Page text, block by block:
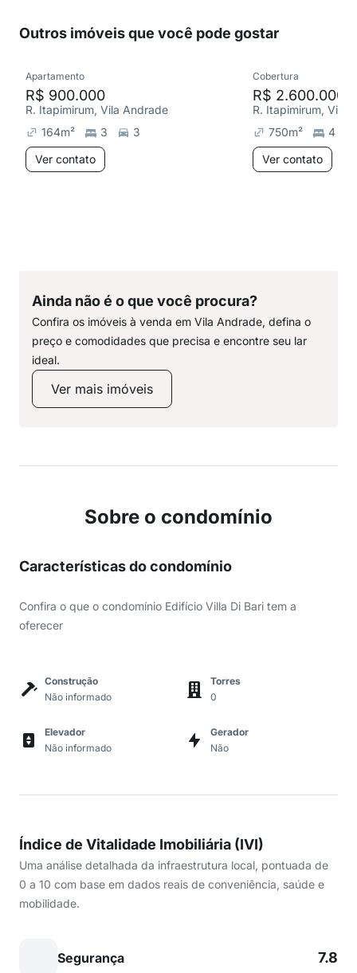
Outros imóveis que você pode gostar
Apartamento
R$ 900.000
R. Itapimirum, Vila Andrade
164m² 3
3
Ver contato
Cobertura
R$ 2.600.000
R. Itapimirum, Vila
750m²
4
Ver contato
Ainda não é o que você procura?
Confira os imóveis à venda em Vila Andrade, defina o
preço e comodidades que precisa e encontre seu lar
ideal.
Ver mais imóveis
Sobre o condomínio
Características do condomínio
Confira o que o condomínio Edifício Villa Di Bari tem a
oferecer
Construção
Não informado
Torres
0
Elevador
Não informado
Gerador
Não
Índice de Vitalidade Imobiliária (IVI)
Uma análise detalhada da infraestrutura local, pontuada de
0 a 10 com base em dados reais de conveniência, saúde e
mobilidade.
Segurança 7.8